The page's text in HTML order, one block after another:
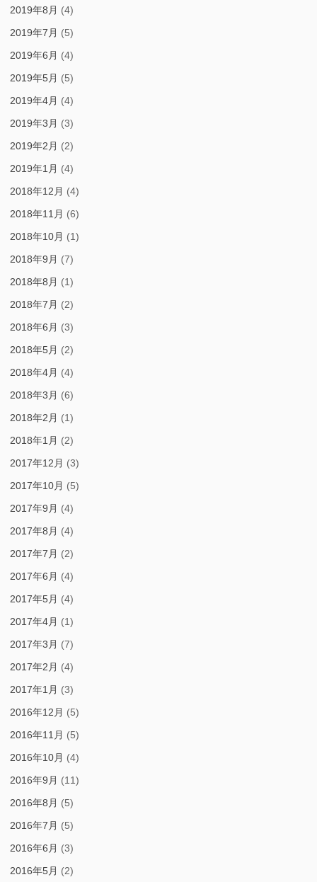
2019年8月 (4)
2019年7月 (5)
2019年6月 (4)
2019年5月 (5)
2019年4月 (4)
2019年3月 (3)
2019年2月 (2)
2019年1月 (4)
2018年12月 (4)
2018年11月 (6)
2018年10月 (1)
2018年9月 (7)
2018年8月 (1)
2018年7月 (2)
2018年6月 (3)
2018年5月 (2)
2018年4月 (4)
2018年3月 (6)
2018年2月 (1)
2018年1月 (2)
2017年12月 (3)
2017年10月 (5)
2017年9月 (4)
2017年8月 (4)
2017年7月 (2)
2017年6月 (4)
2017年5月 (4)
2017年4月 (1)
2017年3月 (7)
2017年2月 (4)
2017年1月 (3)
2016年12月 (5)
2016年11月 (5)
2016年10月 (4)
2016年9月 (11)
2016年8月 (5)
2016年7月 (5)
2016年6月 (3)
2016年5月 (2)